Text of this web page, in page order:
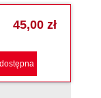
45,00 zł